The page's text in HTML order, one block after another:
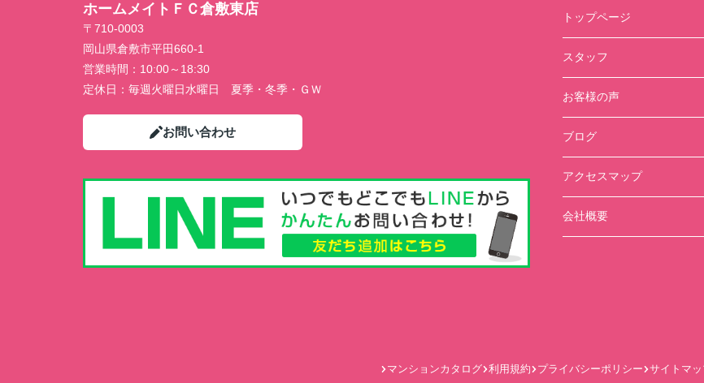
ホームメイトＦＣ倉敷東店
〒710-0003
岡山県倉敷市平田660-1
営業時間： 10:00～18:30
定休日： 毎週火曜日水曜日 夏季・冬季・ＧＷ
お問い合わせ
トップページ
スタッフ
お客様の声
ブログ
アクセスマップ
会社概要
マンションカタログ 利用規約 プライバシーポリシー サイトマッ